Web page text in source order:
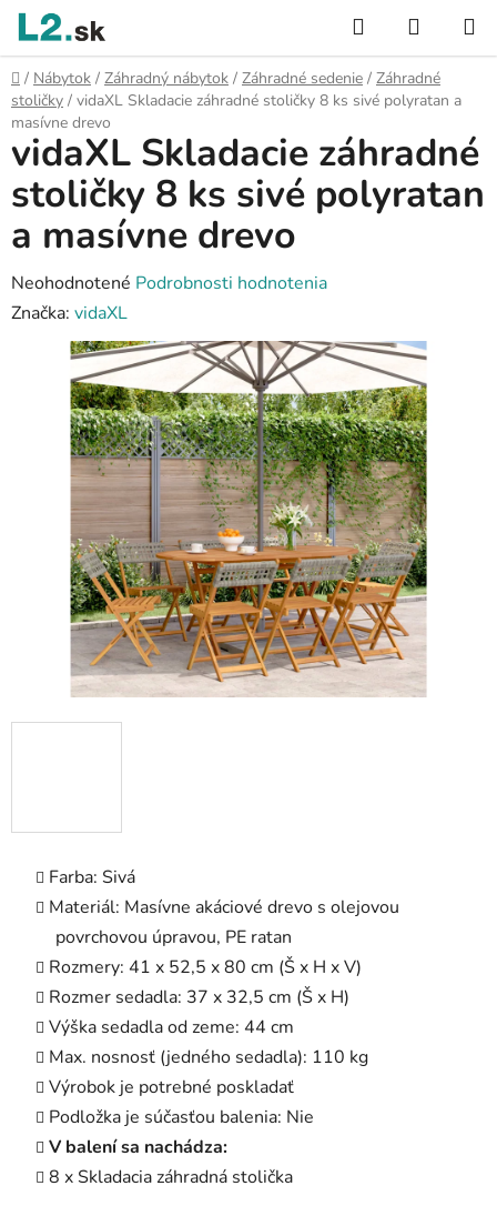
Prejsť
obsah
Hľadať
KOŠÍK
Domov
/ Nábytok / Záhradný nábytok / Záhradné sedenie / Záhradné
stoličky / vidaXL Skladacie záhradné stoličky 8 ks sivé polyratan a
masívne drevo
Farba: Sivá
Materiál: Masívne akáciové drevo s olejovou
povrchovou úpravou, PE ratan
Rozmery: 41 x 52,5 x 80 cm (Š x H x V)
Rozmer sedadla: 37 x 32,5 cm (Š x H)
Výška sedadla od zeme: 44 cm
Max. nosnosť (jedného sedadla): 110 kg
Výrobok je potrebné poskladať
Podložka je súčasťou balenia: Nie
V balení sa nachádza:
8 x Skladacia záhradná stolička
vidaXL Skladacie záhradné
stoličky 8 ks sivé polyratan
a masívne drevo
Priemerné
hodnotenie
produktu
hviezdičiek.
Neohodnotené Podrobnosti hodnotenia
Značka: vidaXL